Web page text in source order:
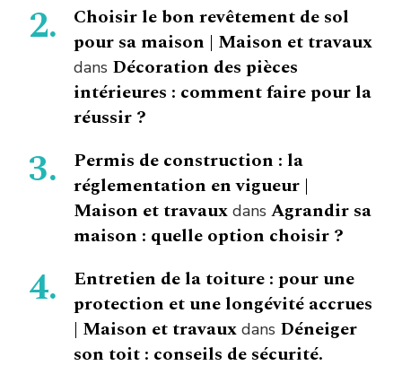
Choisir le bon revêtement de sol
pour sa maison | Maison et travaux
dans Décoration des pièces
intérieures : comment faire pour la
réussir ?
Permis de construction : la
réglementation en vigueur |
Maison et travaux dans Agrandir sa
maison : quelle option choisir ?
Entretien de la toiture : pour une
protection et une longévité accrues
| Maison et travaux dans Déneiger
son toit : conseils de sécurité.